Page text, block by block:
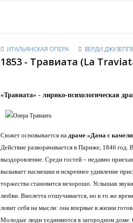
ИТАЛЬЯНСКАЯ ОПЕРА ВЕРДИ ДЖУЗЕППЕ
1853 - Травиата (La
«Травиата» - лирико-психологическая
Сюжет основывается на драме «Дама с
Действие разворачивается в Париже, 1846 год.
выздоровление. Среди гостей – недавно
вызывает насмешки и искреннее удивление
торжества становится нехорошо. Услышав
любви. Виолетта отшучивается, но в то же
ловит себя на мысли: она впервые в жизни
Молодые люди уединяются в загородном доме.